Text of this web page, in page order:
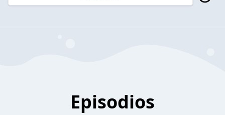
Episodios